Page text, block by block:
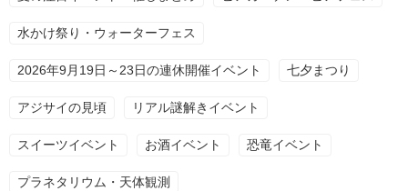
水かけ祭り・ウォーターフェス
2026年9月19日～23日の連休開催イベント 七夕まつり
アジサイの見頃 リアル謎解きイベント
スイーツイベント お酒イベント 恐竜イベント
プラネタリウム・天体観測